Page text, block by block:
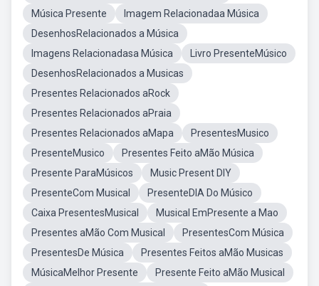
Música Presente
Imagem Relacionadaa Música
DesenhosRelacionados a Música
Imagens Relacionadasa Música
Livro PresenteMúsico
DesenhosRelacionados a Musicas
Presentes Relacionados aRock
Presentes Relacionados aPraia
Presentes Relacionados aMapa
PresentesMusico
PresenteMusico
Presentes Feito aMão Música
Presente ParaMúsicos
Music Present DIY
PresenteCom Musical
PresenteDIA Do Músico
Caixa PresentesMusical
Musical EmPresente a Mao
Presentes aMão Com Musical
PresentesCom Música
PresentesDe Música
Presentes Feitos aMão Musicas
MúsicaMelhor Presente
Presente Feito aMão Musical